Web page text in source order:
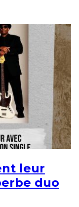
leur
duo